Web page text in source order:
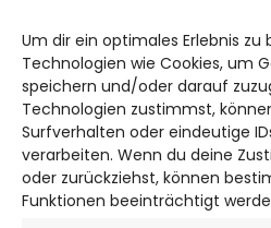
Um dir ein optimales Erlebnis zu
Technologien wie Cookies, um
speichern und/oder darauf
Technologien zustimmst,
Surfverhalten oder eindeutige
verarbeiten. Wenn du deine
oder zurückziehst, können
Funktionen beeinträchtigt
Bruchtorwall 12
38100 Braunschweig
Telefon: 0531 387220 – 65
DAS
WOLFSBURG